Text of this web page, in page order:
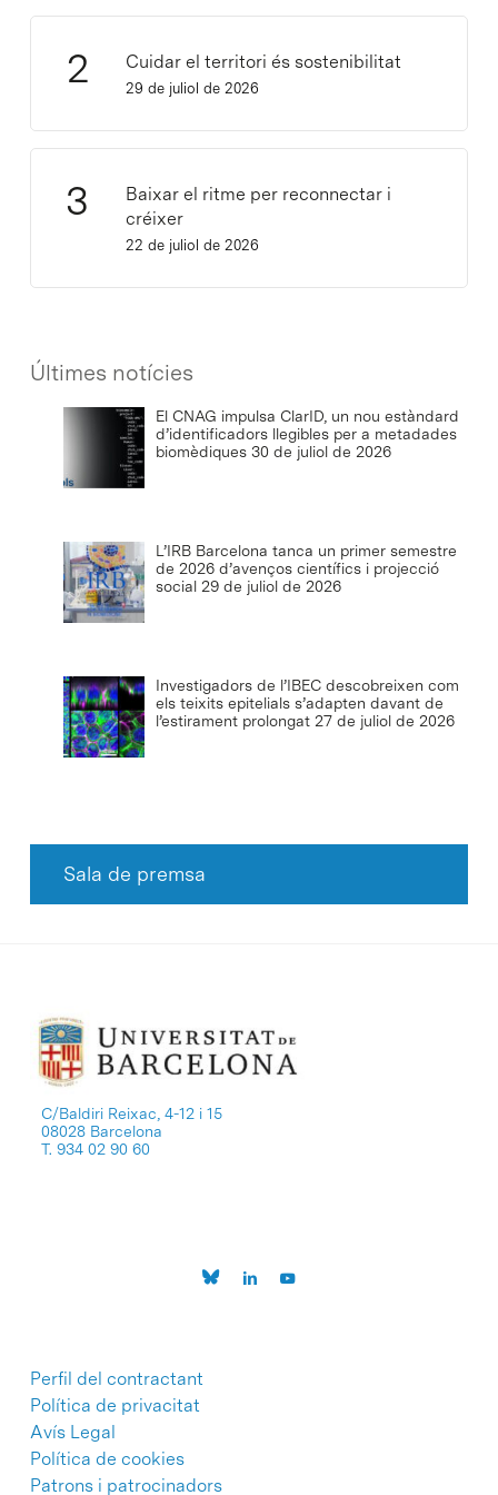
Cuidar el territori és sostenibilitat
29 de juliol de 2026
Baixar el ritme per reconnectar i
créixer
22 de juliol de 2026
Últimes notícies
El CNAG impulsa ClarID, un nou estàndard
d’identificadors llegibles per a metadades
biomèdiques 30 de juliol de 2026
L’IRB Barcelona tanca un primer semestre
de 2026 d’avenços científics i projecció
social 29 de juliol de 2026
Investigadors de l’IBEC descobreixen com
els teixits epitelials s’adapten davant de
l’estirament prolongat 27 de juliol de 2026
Sala de premsa
C/Baldiri Reixac, 4-12 i 15
08028 Barcelona
T. 934 02 90 60
Perfil del contractant
Política de privacitat
Avís Legal
Política de cookies
Patrons i patrocinadors